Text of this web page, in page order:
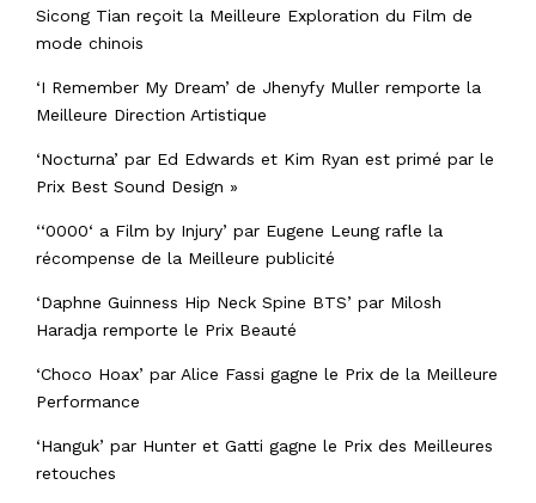
Sicong Tian reçoit la Meilleure Exploration du Film de
mode chinois
‘I Remember My Dream’ de Jhenyfy Muller remporte la
Meilleure Direction Artistique
‘Nocturna’ par Ed Edwards et Kim Ryan est primé par le
Prix Best Sound Design »
‘‘0000‘ a Film by Injury’ par Eugene Leung rafle la
récompense de la Meilleure publicité
‘Daphne Guinness Hip Neck Spine BTS’ par Milosh
Haradja remporte le Prix Beauté
‘Choco Hoax’ par Alice Fassi gagne le Prix de la Meilleure
Performance
‘Hanguk’ par Hunter et Gatti gagne le Prix des Meilleures
retouches